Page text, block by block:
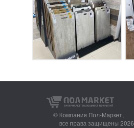
© Компания Пол-Маркет,
все права защищены 2026.